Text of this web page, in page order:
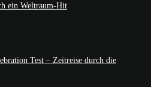
ein Weltraum-Hit
Test – Zeitreise durch die